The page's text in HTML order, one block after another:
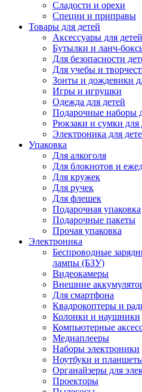
Сладости и орехи
Специи и приправы
Товары для детей
Аксессуары для детей
Бутылки и ланч-
Для безопасности
Для учебы и
Зонты и дождевики
Игры и игрушки
Одежда для детей
Подарочные наборы
Рюкзаки и сумки для
Электроника для
Упаковка
Для алкоголя
Для блокнотов и
Для кружек
Для ручек
Для флешек
Подарочная упаковка
Подарочные пакеты
Прочая упаковка
Электроника
Беспроводные
лампы (БЗУ)
Видеокамеры
Внешние
Для смартфона
Квадрокоптеры и
Колонки и наушники
Компьютерные
Медиаплееры
Наборы электроники
Ноутбуки и
Органайзеры для
Проекторы